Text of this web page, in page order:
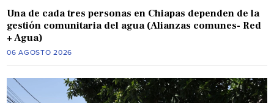
Una de cada tres personas en Chiapas dependen de la
gestión comunitaria del agua (Alianzas comunes- Red
+ Agua)
06 AGOSTO 2026